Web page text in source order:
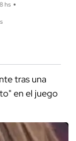
hs
tras una
en el juego